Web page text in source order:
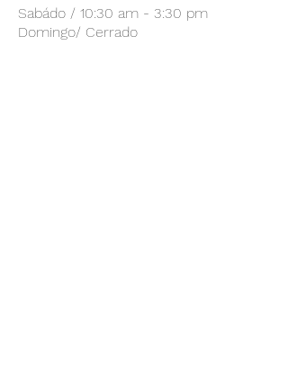
Sabádo / 10:30 am - 3:30 pm
Domingo/ Cerrado